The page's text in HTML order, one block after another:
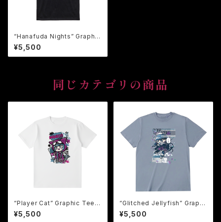
“Hanafuda Nights” Graphic
Tee【-牌-】鬼危怪會 花札 T
ee Tシャツ / Hanafuda
(Japanese Flower Cards)
¥5,500
同じカテゴリの商品
“Player Cat” Graphic Tee
【GAMEにゃん子Tee】鬼危怪會
Tシャツ
¥5,500
“Glitched Jellyfish” Graphi
c Tee 【BUGってる海月Tee】
鬼危怪會 Tシャツ
¥5,500